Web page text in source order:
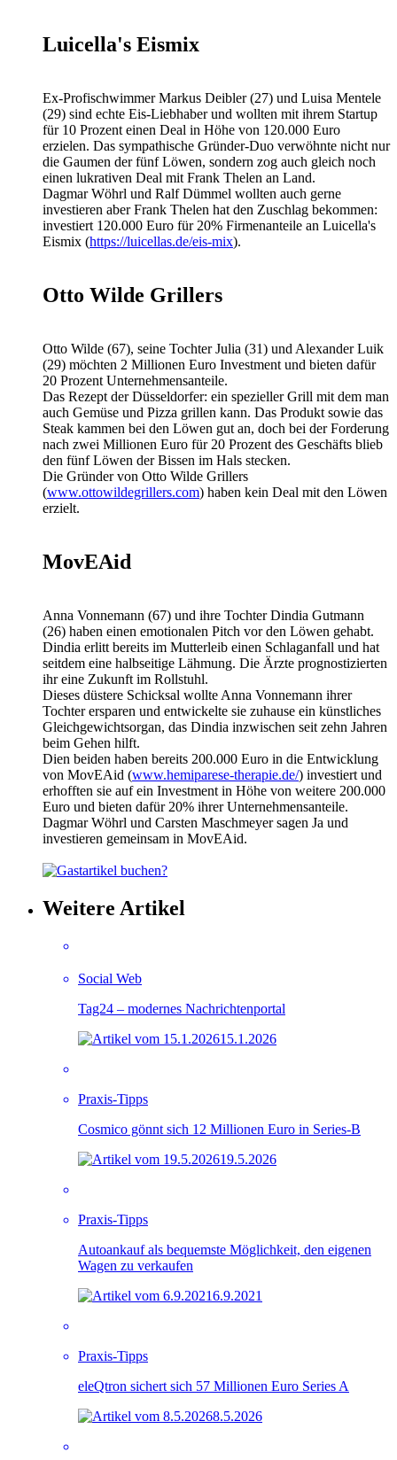
Luicella's Eismix
Ex-Profischwimmer Markus Deibler (27) und Luisa Mentele
(29) sind echte Eis-Liebhaber und wollten mit ihrem Startup
für 10 Prozent einen Deal in Höhe von 120.000 Euro
erzielen. Das sympathische Gründer-Duo verwöhnte nicht nur
die Gaumen der fünf Löwen, sondern zog auch gleich noch
einen lukrativen Deal mit Frank Thelen an Land.
Dagmar Wöhrl und Ralf Dümmel wollten auch gerne
investieren aber Frank Thelen hat den Zuschlag bekommen:
investiert 120.000 Euro für 20% Firmenanteile an Luicella's
Eismix (https://luicellas.de/eis-mix).
Otto Wilde Grillers
Otto Wilde (67), seine Tochter Julia (31) und Alexander Luik
(29) möchten 2 Millionen Euro Investment und bieten dafür
20 Prozent Unternehmensanteile.
Das Rezept der Düsseldorfer: ein spezieller Grill mit dem man
auch Gemüse und Pizza grillen kann. Das Produkt sowie das
Steak kammen bei den Löwen gut an, doch bei der Forderung
nach zwei Millionen Euro für 20 Prozent des Geschäfts blieb
den fünf Löwen der Bissen im Hals stecken.
Die Gründer von Otto Wilde Grillers
(www.ottowildegrillers.com) haben kein Deal mit den Löwen
erzielt.
MovEAid
Anna Vonnemann (67) und ihre Tochter Dindia Gutmann
(26) haben einen emotionalen Pitch vor den Löwen gehabt.
Dindia erlitt bereits im Mutterleib einen Schlaganfall und hat
seitdem eine halbseitige Lähmung. Die Ärzte prognostizierten
ihr eine Zukunft im Rollstuhl.
Dieses düstere Schicksal wollte Anna Vonnemann ihrer
Tochter ersparen und entwickelte sie zuhause ein künstliches
Gleichgewichtsorgan, das Dindia inzwischen seit zehn Jahren
beim Gehen hilft.
Dien beiden haben bereits 200.000 Euro in die Entwicklung
von MovEAid (www.hemiparese-therapie.de/) investiert und
erhofften sie auf ein Investment in Höhe von weitere 200.000
Euro und bieten dafür 20% ihrer Unternehmensanteile.
Dagmar Wöhrl und Carsten Maschmeyer sagen Ja und
investieren gemeinsam in MovEAid.
Weitere Artikel
Social Web
Tag24 – modernes Nachrichtenportal
15.1.2026
Praxis-Tipps
Cosmico gönnt sich 12 Millionen Euro in Series-B
19.5.2026
Praxis-Tipps
Autoankauf als bequemste Möglichkeit, den eigenen
Wagen zu verkaufen
6.9.2021
Praxis-Tipps
eleQtron sichert sich 57 Millionen Euro Series A
8.5.2026